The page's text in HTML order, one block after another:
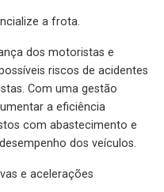
a frota.
dos motoristas e
riscos de acidentes
Com uma gestão
a eficiência
com abastecimento e
dos veículos.
e acelerações